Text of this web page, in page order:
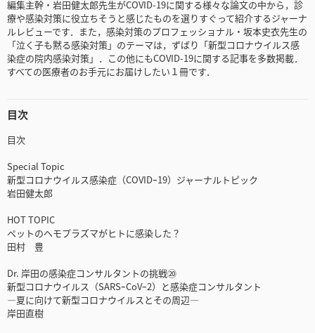
編集主幹・岩田健太郎先生がCOVID-19に関する様々な論文の中から，診
療や感染対策に役立ちそうと感じたものを選りすぐって紹介するジャーナ
ルレビューです．また，感染対策のプロフェッショナル・坂本史衣先生の
「泣く子も黙る感染対策」のテーマは，ずばり「新型コロナウイルス感
染症の院内感染対策」．この他にもCOVID-19に関する記事を多数掲載．
すべての医療者のお手元にお届けしたい１冊です．
目次
目次
Special Topic
新型コロナウイルス感染症（COVIDｰ19）ジャーナルトピック
岩田健太郎
HOT TOPIC
ペットのヘモプラズマがヒトに感染した？
田村 豊
Dr. 岸田の感染症コンサルタントの挑戦⑳
新型コロナウイルス（SARSｰCoVｰ2）と感染症コンサルタント
―夏に向けて新型コロナウイルスとその周辺―
岸田直樹